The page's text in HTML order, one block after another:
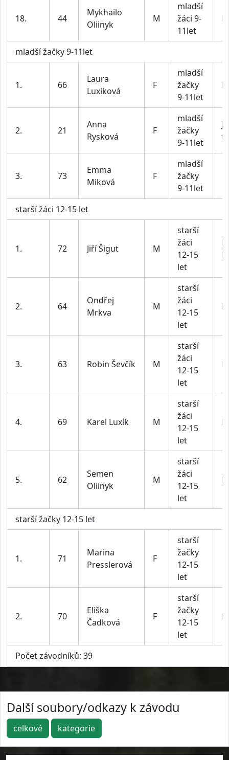
18. 44
Mykhailo
Oliinyk
M
mladší
žáci 9-
11let
mladší žačky 9-11let
1. 66
Laura
Luxiková
F
mladší
žačky
9-11let
2. 21
Anna
Rysková
F
mladší
žačky
9-11let
3. 73
Emma
Miková
F
mladší
žačky
9-11let
starší žáci 12-15 let
1. 72 Jiří Šigut M
starší
žáci
12-15
let
2. 64
Ondřej
Mrkva
M
starší
žáci
12-15
let
3. 63 Robin Ševčík M
starší
žáci
12-15
let
4. 69 Karel Luxík M
starší
žáci
12-15
let
5. 62
Semen
Oliinyk
M
starší
žáci
12-15
let
starší žačky 12-15 let
1. 71
Marina
Presslerová
F
starší
žačky
12-15
let
2. 70
Eliška
Čadková
F
starší
žačky
12-15
let
Počet závodníků: 39
Další soubory/odkazy k závodu
celkové kategorie